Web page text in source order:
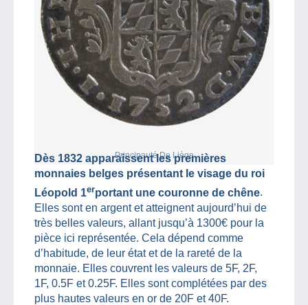
Principauté De Liège
Dès 1832 apparaissent les premières
monnaies belges présentant le visage du roi
Léopold 1erportant une couronne de chêne.
Elles sont en argent et atteignent aujourd’hui de
très belles valeurs, allant jusqu’à 1300€ pour la
pièce ici représentée. Cela dépend comme
d’habitude, de leur état et de la rareté de la
monnaie. Elles couvrent les valeurs de 5F, 2F,
1F, 0.5F et 0.25F. Elles sont complétées par des
plus hautes valeurs en or de 20F et 40F.